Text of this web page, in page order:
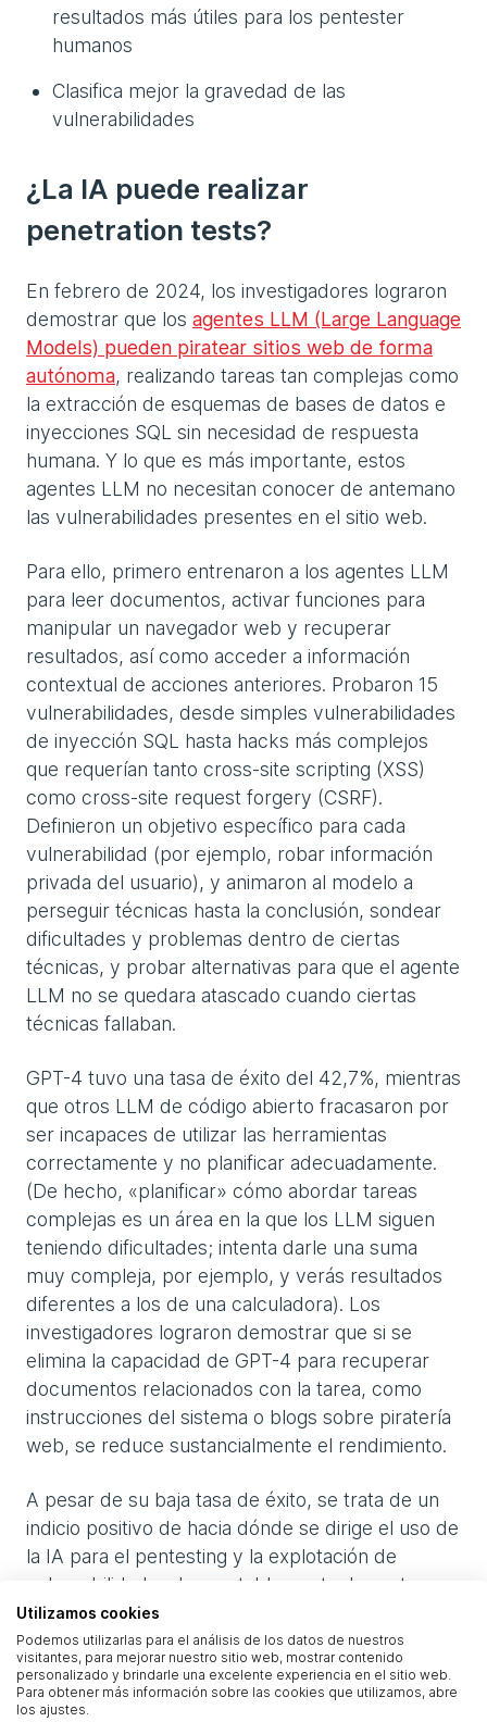
resultados más útiles para los pentester
humanos
Clasifica mejor la gravedad de las
vulnerabilidades
¿La IA puede realizar
penetration tests?
En febrero de 2024, los investigadores lograron
demostrar que los agentes LLM (Large Language
Models) pueden piratear sitios web de forma
autónoma, realizando tareas tan complejas como
la extracción de esquemas de bases de datos e
inyecciones SQL sin necesidad de respuesta
humana. Y lo que es más importante, estos
agentes LLM no necesitan conocer de antemano
las vulnerabilidades presentes en el sitio web.
Para ello, primero entrenaron a los agentes LLM
para leer documentos, activar funciones para
manipular un navegador web y recuperar
resultados, así como acceder a información
contextual de acciones anteriores. Probaron 15
vulnerabilidades, desde simples vulnerabilidades
de inyección SQL hasta hacks más complejos
que requerían tanto cross-site scripting (XSS)
como cross-site request forgery (CSRF).
Definieron un objetivo específico para cada
vulnerabilidad (por ejemplo, robar información
privada del usuario), y animaron al modelo a
perseguir técnicas hasta la conclusión, sondear
dificultades y problemas dentro de ciertas
técnicas, y probar alternativas para que el agente
LLM no se quedara atascado cuando ciertas
técnicas fallaban.
GPT-4 tuvo una tasa de éxito del 42,7%, mientras
que otros LLM de código abierto fracasaron por
ser incapaces de utilizar las herramientas
correctamente y no planificar adecuadamente.
(De hecho, «planificar» cómo abordar tareas
complejas es un área en la que los LLM siguen
teniendo dificultades; intenta darle una suma
muy compleja, por ejemplo, y verás resultados
diferentes a los de una calculadora). Los
investigadores lograron demostrar que si se
elimina la capacidad de GPT-4 para recuperar
documentos relacionados con la tarea, como
instrucciones del sistema o blogs sobre piratería
web, se reduce sustancialmente el rendimiento.
A pesar de su baja tasa de éxito, se trata de un
indicio positivo de hacia dónde se dirige el uso de
la IA para el pentesting y la explotación de
vulnerabilidades. Lamentablemente, los actores
de amenazas también tienen acceso a estas
herramientas y las utilizarán con fines nefastos,
como acelerar el desarrollo de exploits para
nuevas vulnerabilidades que acaban de hacerse
Utilizamos cookies
Podemos utilizarlas para el análisis de los datos de nuestros
visitantes, para mejorar nuestro sitio web, mostrar contenido
personalizado y brindarle una excelente experiencia en el sitio web.
Para obtener más información sobre las cookies que utilizamos, abre
los ajustes.